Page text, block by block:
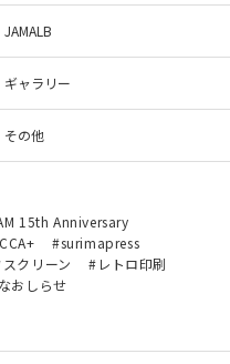
JAMALB
ギャラリー
その他
15th Anniversary
surimapress
クリーン
レトロ印刷
おしらせ